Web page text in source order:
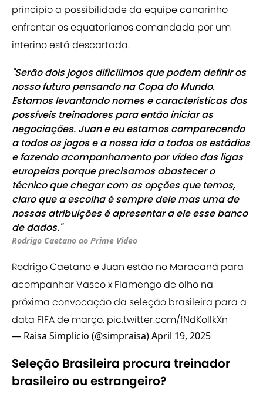
princípio a possibilidade da equipe canarinho
enfrentar os equatorianos comandada por um
interino está descartada.
"Serão dois jogos dificílimos que podem definir os
nosso futuro pensando na Copa do Mundo.
Estamos levantando nomes e características dos
possíveis treinadores para então iniciar as
negociações. Juan e eu estamos comparecendo
a todos os jogos e a nossa ida a todos os estádios
e fazendo acompanhamento por vídeo das ligas
europeias porque precisamos abastecer o
técnico que chegar com as opções que temos,
claro que a escolha é sempre dele mas uma de
nossas atribuições é apresentar a ele esse banco
de dados."
Rodrigo Caetano ao Prime Video
Rodrigo Caetano e Juan estão no Maracanã para
acompanhar Vasco x Flamengo de olho na
próxima convocação da seleção brasileira para a
data FIFA de março. pic.twitter.com/fNdKollkXn
— Raisa Simplicio (@simpraisa)April 19, 2025
Seleção Brasileira procura treinador
brasileiro ou estrangeiro?